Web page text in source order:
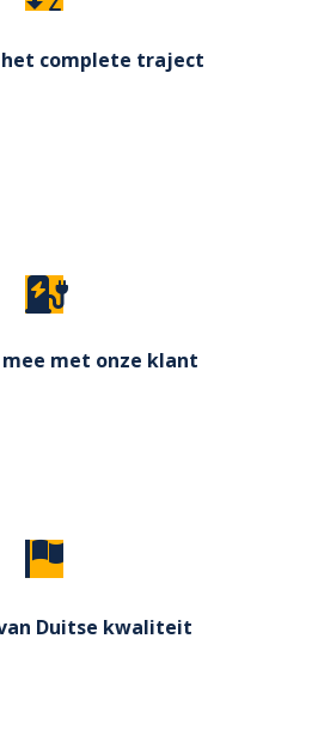
complete traject
met onze klant
Duitse kwaliteit